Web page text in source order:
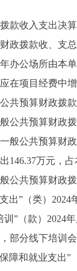
收入支出决算
拨款收、支总
办公场所由本
在项目经费中增
预算财政拨款
共预算财政拨
公共预算财政
146.37万元，
共预算财政拨
”（类）2024年
（款）2024年
部分线下培训
和就业支出”（